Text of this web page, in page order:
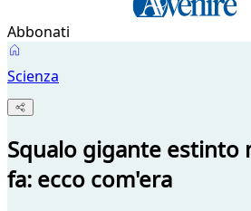
Abbonati
Scienza
Squalo gigante estinto
fa: ecco com'era